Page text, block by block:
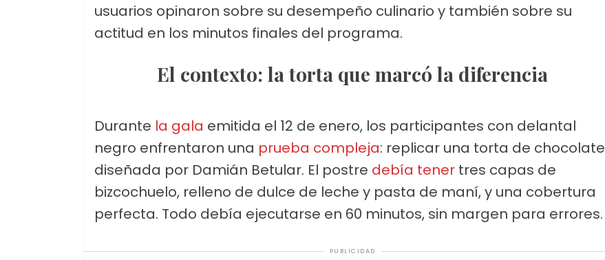
usuarios opinaron sobre su desempeño culinario y también sobre su
actitud en los minutos finales del programa.
El contexto: la torta que marcó la diferencia
Durante la gala emitida el 12 de enero, los participantes con delantal
negro enfrentaron una prueba compleja: replicar una torta de chocolate
diseñada por Damián Betular. El postre debía tener tres capas de
bizcochuelo, relleno de dulce de leche y pasta de maní, y una cobertura
perfecta. Todo debía ejecutarse en 60 minutos, sin margen para errores.
PUBLICIDAD